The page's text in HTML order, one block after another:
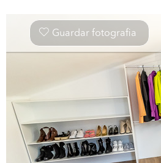
Guardar fotografia